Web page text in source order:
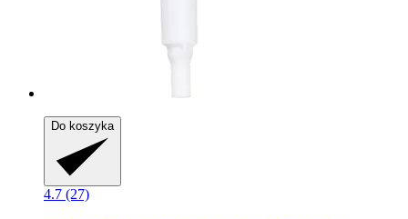
Do koszyka
4.7 (27)